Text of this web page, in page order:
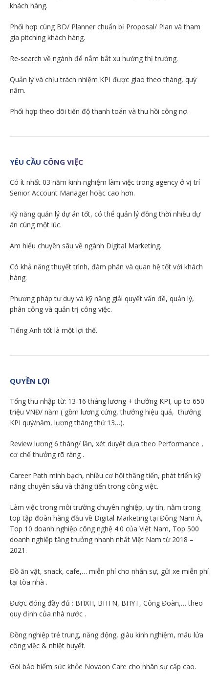
khách hàng.
Phối hợp cùng BD/ Planner chuẩn bị Proposal/ Plan và tham
gia pitching khách hàng.
Re-search về ngành để nắm bắt xu hướng thị trường.
Quản lý và chịu trách nhiệm KPI được giao theo tháng, quý
năm.
Phối hợp theo dõi tiến độ thanh toán và thu hồi công nợ.
YÊU CẦU CÔNG VIỆC
Có ít nhất 03 năm kinh nghiệm làm việc trong agency ở vị trí
Senior Account Manager hoặc cao hơn.
Kỹ năng quản lý dự án tốt, có thể quản lý đồng thời nhiều dự
án cùng một lúc.
Am hiểu chuyên sâu về ngành Digital Marketing.
Có khả năng thuyết trình, đàm phán và quan hệ tốt với khách
hàng.
Phương pháp tư duy và kỹ năng giải quyết vấn đề, quản lý,
phân công và quản trị công việc.
Tiếng Anh tốt là một lợi thế.
QUYỀN LỢI
Tổng thu nhập từ: 13-16 tháng lương + thưởng KPI, up to 650
triệu VNĐ/ năm ( gồm lương cứng, thưởng hiệu quả, thưởng
KPI quý/năm, lương tháng thứ 13…).
Review lương 6 tháng/ lần, xét duyệt dựa theo Performance ,
cơ chế thưởng rõ ràng .
Career Path minh bạch, nhiều cơ hội thăng tiến, phát triển kỹ
năng chuyên sâu và thăng tiến trong công việc.
Làm việc trong môi trường chuyên nghiệp, uy tín, nằm trong
top tập đoàn hàng đầu về Digital Marketing tại Đông Nam Á,
Top 10 doanh nghiệp công nghệ 4.0 của Việt Nam, Top 500
doanh nghiệp tăng trưởng nhanh nhất Việt Nam từ 2018 –
2021.
Đồ ăn vặt, snack, cafe,… miễn phí cho nhân sự, gửi xe miễn phí
tại tòa nhà .
Được đóng đầy đủ : BHXH, BHTN, BHYT, Công Đoàn,… theo
quy định của nhà nước .
Đồng nghiệp trẻ trung, năng động, giàu kinh nghiệm, máu lửa
công việc & nhiệt huyết.
Gói bảo hiểm sức khỏe Novaon Care cho nhân sự cấp cao.